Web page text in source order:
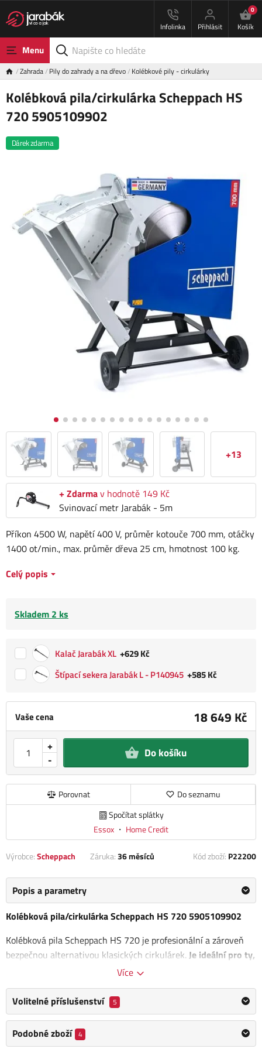
Infolinka Přihlásit
0
Košík
Menu
Zahrada Pily do zahrady a na dřevo Kolébkové pily - cirkulárky
Kolébková pila/cirkulárka Scheppach HS
720 5905109902
Dárek zdarma
+13
+ Zdarmav hodnotě 149 Kč
Svinovací metr Jarabák - 5m
Vaše cena 18 649 Kč
-
+ Do košíku
Porovnat
Do seznamu
Spočítat splátky
Essox ・ Home Credit
Příkon 4500 W, napětí 400 V, průměr kotouče 700 mm, otáčky
1400 ot/min., max. průměr dřeva 25 cm, hmotnost 100 kg.
Celý popis
Skladem 2 ks
Kalač Jarabák XL +629 Kč
Štípací sekera Jarabák L - P140945 +585 Kč
Výrobce:Scheppach Záruka:36 měsíců Kód zboží: P22200
Popis a parametry
Kolébková pila/cirkulárka Scheppach HS 720 5905109902
Kolébková pila Scheppach HS 720 je profesionální a zároveň
bezpečnou alternativou klasických cirkulárek. Je ideální pro ty,
kteří každoročně potřebují zpracovat velké množství dřeva.
domů, ale své uplatnění najde i u společností zabývajících se
údržbou zahrad, zpracováním dřeva, prořezáváním stromů či u
farmářů a menších venkovských hospodářství.
Více
Volitelné příslušenství 5
Podobné zboží 4